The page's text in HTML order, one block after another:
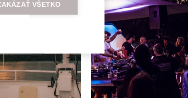
VŠETKO